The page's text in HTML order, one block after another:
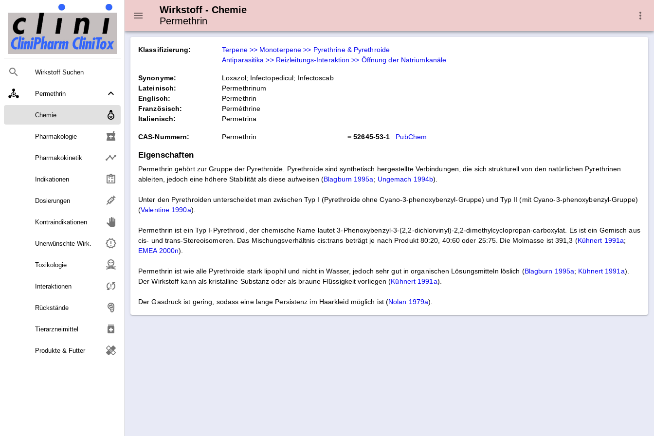
Wirkstoff Suchen
Permethrin
Chemie
Pharmakologie local_pharmacy
Pharmakokinetik
Indikationen
Dosierungen
Kontraindikationen
Unerwünschte Wirk.
Toxikologie
Interaktionen
Rückstände
Tierarzneimittel medication
Produkte & Futter healing
Wirkstoff - Chemie
Permethrin
Klassifizierung:
Terpene >> Monoterpene >> Pyrethrine & Pyrethroide
Antiparasitika >> Reizleitungs-Interaktion >> Öffnung der Natriumkanäle
Synonyme:
Loxazol; Infectopedicul; Infectoscab
Lateinisch:
Permethrinum
Englisch:
Permethrin
Französisch:
Perméthrine
Italienisch:
Permetrina
CAS-Nummern: Permethrin = 52645-53-1 PubChem
Eigenschaften
Permethrin gehört zur Gruppe der Pyrethroide. Pyrethroide sind synthetisch hergestellte Verbindungen, die sich strukturell von den natürlichen Pyrethrinen
ableiten, jedoch eine höhere Stabilität als diese aufweisen (Blagburn 1995a; Ungemach 1994b).
Unter den Pyrethroiden unterscheidet man zwischen Typ I (Pyrethroide ohne Cyano-3-phenoxybenzyl-Gruppe) und Typ II (mit Cyano-3-phenoxybenzyl-Gruppe)
(Valentine 1990a).
Permethrin ist ein Typ I-Pyrethroid, der chemische Name lautet 3-Phenoxybenzyl-3-(2,2-dichlorvinyl)-2,2-dimethylcyclopropan-carboxylat. Es ist ein Gemisch aus
cis- und trans-Stereoisomeren. Das Mischungsverhältnis cis:trans beträgt je nach Produkt 80:20, 40:60 oder 25:75. Die Molmasse ist 391,3 (Kühnert 1991a;
EMEA 2000n).
Permethrin ist wie alle Pyrethroide stark lipophil und nicht in Wasser, jedoch sehr gut in organischen Lösungsmitteln löslich (Blagburn 1995a; Kühnert 1991a).
Der Wirkstoff kann als kristalline Substanz oder als braune Flüssigkeit vorliegen (Kühnert 1991a).
Der Gasdruck ist gering, sodass eine lange Persistenz im Haarkleid möglich ist (Nolan 1979a).